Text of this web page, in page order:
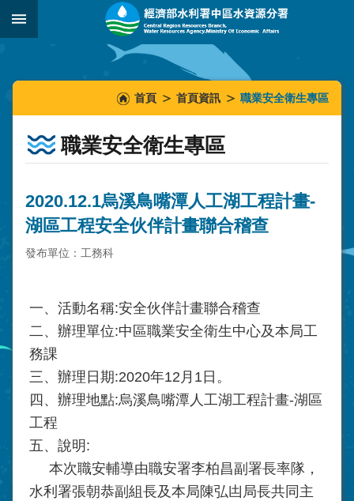
跳到主要內容區塊
::::::
首頁 首頁資訊 職業安全衛生專區
職業安全衛生專區
2020.12.1烏溪鳥嘴潭人工湖工程計畫-
湖區工程安全伙伴計畫聯合稽查
發布單位：工務科
一、活動名稱:安全伙伴計畫聯合稽查
二、辦理單位:中區職業安全衛生中心及本局工
務課
三、辦理日期:2020年12月1日。
四、辦理地點:烏溪鳥嘴潭人工湖工程計畫-湖區
工程
五、說明:
本次職安輔導由職安署李柏昌副署長率隊，
水利署張朝恭副組長及本局陳弘凷局長共同主